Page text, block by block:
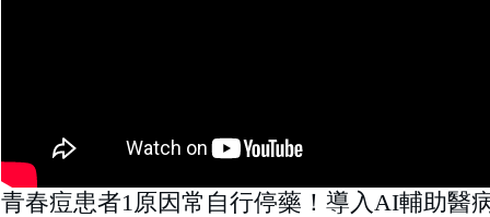
青春痘患者1原因常自行停藥！導入AI輔助